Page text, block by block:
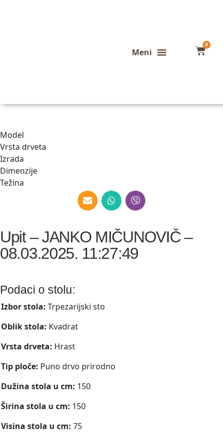
0
Model
Vrsta drveta
Izrada
Dimenzije
Težina
Upit – JANKO MIČUNOVIČ –
08.03.2025. 11:27:49
Podaci o stolu:
Izbor stola: Trpezarijski sto
Oblik stola: Kvadrat
Vrsta drveta: Hrast
Tip ploče: Puno drvo prirodno
Dužina stola u cm: 150
Širina stola u cm: 150
Visina stola u cm: 75